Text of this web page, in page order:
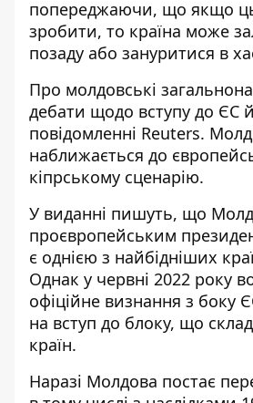
попереджаючи, що якщо
зробити, то країна може
позаду або зануритися в
Про молдовські
дебати щодо вступу до ЄС
повідомленні Reuters.
наближається до
кіпрському сценарію.
У виданні пишуть, що
проєвропейським
є однією з найбідніших
Однак у червні 2022 року
офіційне визнання з боку
на вступ до блоку, що
країн.
Наразі Молдова постає